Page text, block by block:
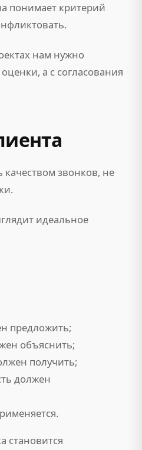
понимает критерий
нам нужно
а с согласования
качеством звонков, не
идеальное
предложить;
объяснить;
получить;
должен
становится